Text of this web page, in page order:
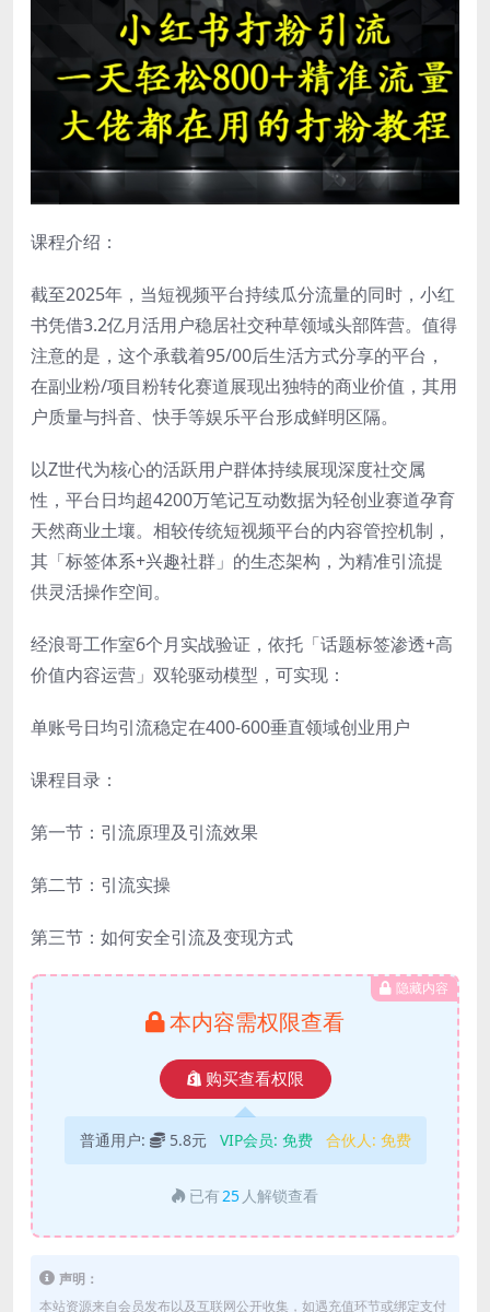
课程介绍：
截至2025年，当短视频平台持续瓜分流量的同时，小红
书凭借3.2亿月活用户稳居社交种草领域头部阵营。值得
注意的是，这个承载着95/00后生活方式分享的平台，
在副业粉/项目粉转化赛道展现出独特的商业价值，其用
户质量与抖音、快手等娱乐平台形成鲜明区隔。
以Z世代为核心的活跃用户群体持续展现深度社交属
性，平台日均超4200万笔记互动数据为轻创业赛道孕育
天然商业土壤。相较传统短视频平台的内容管控机制，
其「标签体系+兴趣社群」的生态架构，为精准引流提
供灵活操作空间。
经浪哥工作室6个月实战验证，依托「话题标签渗透+高
价值内容运营」双轮驱动模型，可实现：
单账号日均引流稳定在400-600垂直领域创业用户
课程目录：
第一节：引流原理及引流效果
第二节：引流实操
第三节：如何安全引流及变现方式
隐藏内容
本内容需权限查看
购买查看权限
普通用户: 5.8元 VIP会员: 免费 合伙人: 免费
已有 25 人解锁查看
声明：
本站资源来自会员发布以及互联网公开收集，如遇充值环节或绑定支付